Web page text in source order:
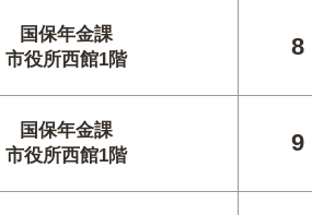
国保年金課
市役所西館1階
8
国保年金課
市役所西館1階
9